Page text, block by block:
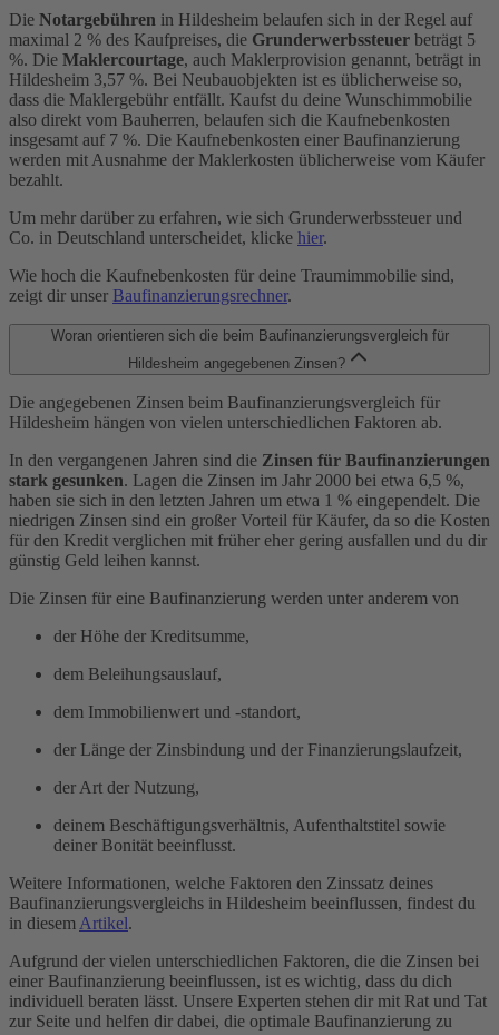
Die Notargebühren in Hildesheim belaufen sich in der Regel auf
maximal 2 % des Kaufpreises, die Grunderwerbssteuer beträgt 5
%. Die Maklercourtage, auch Maklerprovision genannt, beträgt in
Hildesheim 3,57 %. Bei Neubauobjekten ist es üblicherweise so,
dass die Maklergebühr entfällt. Kaufst du deine Wunschimmobilie
also direkt vom Bauherren, belaufen sich die Kaufnebenkosten
insgesamt auf 7 %. Die Kaufnebenkosten einer Baufinanzierung
werden mit Ausnahme der Maklerkosten üblicherweise vom Käufer
bezahlt.
Um mehr darüber zu erfahren, wie sich Grunderwerbssteuer und
Co. in Deutschland unterscheidet, klicke hier.
Wie hoch die Kaufnebenkosten für deine Traumimmobilie sind,
zeigt dir unser Baufinanzierungsrechner.
Woran orientieren sich die beim Baufinanzierungsvergleich für
Hildesheim angegebenen Zinsen?
Die angegebenen Zinsen beim Baufinanzierungsvergleich für
Hildesheim hängen von vielen unterschiedlichen Faktoren ab.
In den vergangenen Jahren sind die Zinsen für Baufinanzierungen
stark gesunken. Lagen die Zinsen im Jahr 2000 bei etwa 6,5 %,
haben sie sich in den letzten Jahren um etwa 1 % eingependelt. Die
niedrigen Zinsen sind ein großer Vorteil für Käufer, da so die Kosten
für den Kredit verglichen mit früher eher gering ausfallen und du dir
günstig Geld leihen kannst.
Die Zinsen für eine Baufinanzierung werden unter anderem von
der Höhe der Kreditsumme,
dem Beleihungsauslauf,
dem Immobilienwert und -standort,
der Länge der Zinsbindung und der Finanzierungslaufzeit,
der Art der Nutzung,
deinem Beschäftigungsverhältnis, Aufenthaltstitel sowie
deiner Bonität beeinflusst.
Weitere Informationen, welche Faktoren den Zinssatz deines
Baufinanzierungsvergleichs in Hildesheim beeinflussen, findest du
in diesem Artikel.
Aufgrund der vielen unterschiedlichen Faktoren, die die Zinsen bei
einer Baufinanzierung beeinflussen, ist es wichtig, dass du dich
individuell beraten lässt. Unsere Experten stehen dir mit Rat und Tat
zur Seite und helfen dir dabei, die optimale Baufinanzierung zu